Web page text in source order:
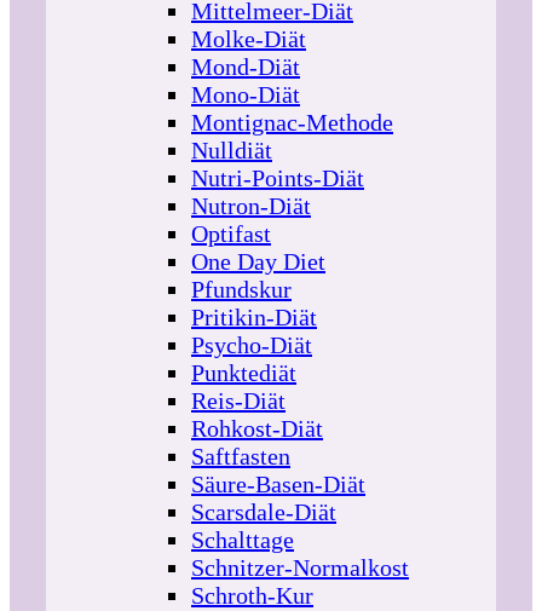
Mittelmeer-Diät
Molke-Diät
Mond-Diät
Mono-Diät
Montignac-Methode
Nulldiät
Nutri-Points-Diät
Nutron-Diät
Optifast
One Day Diet
Pfundskur
Pritikin-Diät
Psycho-Diät
Punktediät
Reis-Diät
Rohkost-Diät
Saftfasten
Säure-Basen-Diät
Scarsdale-Diät
Schalttage
Schnitzer-Normalkost
Schroth-Kur